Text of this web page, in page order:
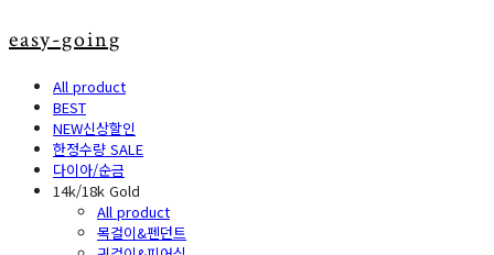
easy-going
All product
BEST
NEW신상할인
한정수량 SALE
다이아/순금
14k/18k Gold
All product
목걸이&펜던트